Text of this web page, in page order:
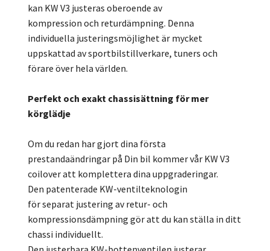
kan KW V3 justeras oberoende av
kompression och returdämpning. Denna
individuella justeringsmöjlighet är mycket
uppskattad av sportbilstillverkare, tuners och
förare över hela världen.
Perfekt och exakt chassisättning för mer
körglädje
Om du redan har gjort dina första
prestandaändringar på Din bil kommer vår KW V3
coilover att komplettera dina uppgraderingar.
Den patenterade KW-ventilteknologin
för separat justering av retur- och
kompressionsdämpning gör att du kan ställa in ditt
chassi individuellt.